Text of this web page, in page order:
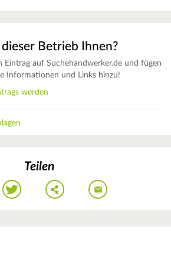
Betrieb Ihnen?
Eintrag auf Suchehandwerker.de und fügen
Informationen und Links hinzu!
werden
Teilen